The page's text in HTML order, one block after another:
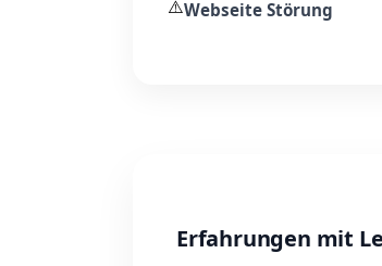
⚠️Webseite Störung
Erfahrungen mit